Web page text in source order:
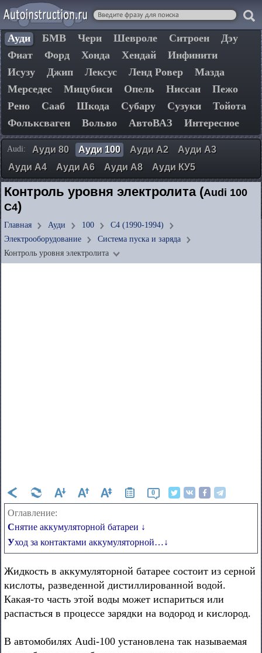
Ауди БМВ Чери Шевроле Ситроен
Дэу
Фиат
Форд Хонда Хендай
Инфинити
Исузу
Джип Лексус Ленд Ровер
Мазда
Мерседес
Мицубиси Опель Ниссан
Пежо
Рено
Сааб Шкода Субару Сузуки
Тойота
Фольксваген
Вольво АвтоВАЗ Интересное
Audi: Ауди 80 Ауди 100 Ауди А2
Ауди А3
Ауди А4
Ауди А6 Ауди А8 Ауди КУ5
Контроль уровня электролита (Audi 100
C4)
Главная Ауди 100
C4 (1990-1994)
Электрооборудование
Система пуска и заряда
Контроль уровня электролита
0
Оглавление:
Снятие аккумуляторной батареи ↓
Уход за контактами аккумуляторной…↓
Жидкость в аккумуляторной батарее состоит из серной
кислоты, разведенной дистиллированной водой.
Какая-то часть этой воды может испариться или
распасться в процессе зарядки на водород и кислород.
В автомобилях Audi-100 установлена так называемая